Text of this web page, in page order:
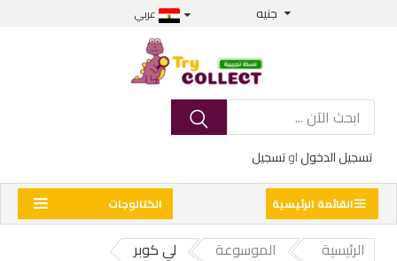
جنيه عربي
تسجيل الدخولاوتسجيل
الكتالوجات القائمة الرئيسية
الرئيسية الموسوعة لي كوبر